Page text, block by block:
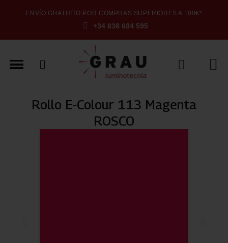
ENVÍO GRATUITO POR COMPRAS SUPERIORES A 100€*
+34 638 684 595
Rollo E-Colour 113 Magenta
ROSCO